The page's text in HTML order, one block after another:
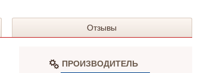
Отзывы
ПРОИЗВОДИТЕЛЬ